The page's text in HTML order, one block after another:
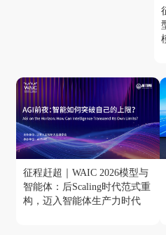
征程赶超｜WAIC 2026模型与
智能体：后Scaling时代范式重
构，迈入智能体生产力时代